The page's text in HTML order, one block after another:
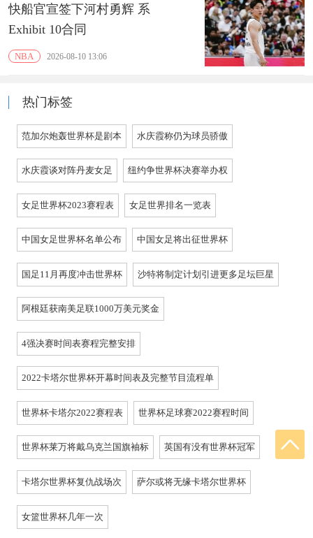
快船官宣签下河村勇辉 系
Exhibit 10合同
NBA 2026-08-10 13:06
热门标签
范加尔炮轰世界杯是剧本 水庆霞称仍为球员骄傲
水庆霞谈对阵丹麦女足 纽约争世界杯决赛举办权
女足世界杯2023赛程表 女足世界排名一览表
中国女足世界杯名单公布 中国女足将出征世界杯
国足11月再度冲击世界杯 沙特将制定计划引进更多足坛巨星
阿根廷获南美足联1000万美元奖金
4强决赛时间表赛程完整安排
2022卡塔尔世界杯开幕时间表及完整节目流程单
世界杯卡塔尔2022赛程表 世界杯足球赛2022赛程时间
世界杯莱万将戴乌克兰国旗袖标 英国有没有世界杯冠军
卡塔尔世界杯复仇战场次 萨尔或将无缘卡塔尔世界杯
女篮世界杯几年一次